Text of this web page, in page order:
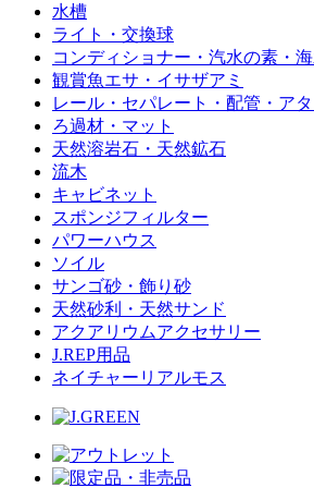
水槽
ライト・交換球
コンディショナー・汽水の素・
観賞魚エサ・イサザアミ
レール・セパレート・配管・ア
ろ過材・マット
天然溶岩石・天然鉱石
流木
キャビネット
スポンジフィルター
パワーハウス
ソイル
サンゴ砂・飾り砂
天然砂利・天然サンド
アクアリウムアクセサリー
J.REP用品
ネイチャーリアルモス